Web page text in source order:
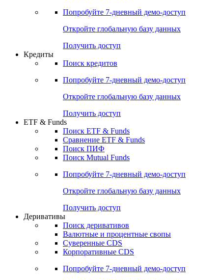
Попробуйте 7-дневный демо-доступ
Откройте глобальную базу данных
Получить доступ
Кредиты
Поиск кредитов
Попробуйте 7-дневный демо-доступ
Откройте глобальную базу данных
Получить доступ
ETF & Funds
Поиск ETF & Funds
Сравнение ETF & Funds
Поиск ПИФ
Поиск Mutual Funds
Попробуйте 7-дневный демо-доступ
Откройте глобальную базу данных
Получить доступ
Деривативы
Поиск деривативов
Валютные и процентные свопы
Суверенные CDS
Корпоративные CDS
Попробуйте 7-дневный демо-доступ